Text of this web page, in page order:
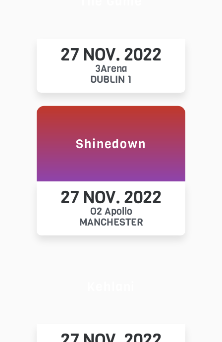
27 NOV. 2022
3Arena
DUBLIN 1
Shinedown
27 NOV. 2022
O2 Apollo
MANCHESTER